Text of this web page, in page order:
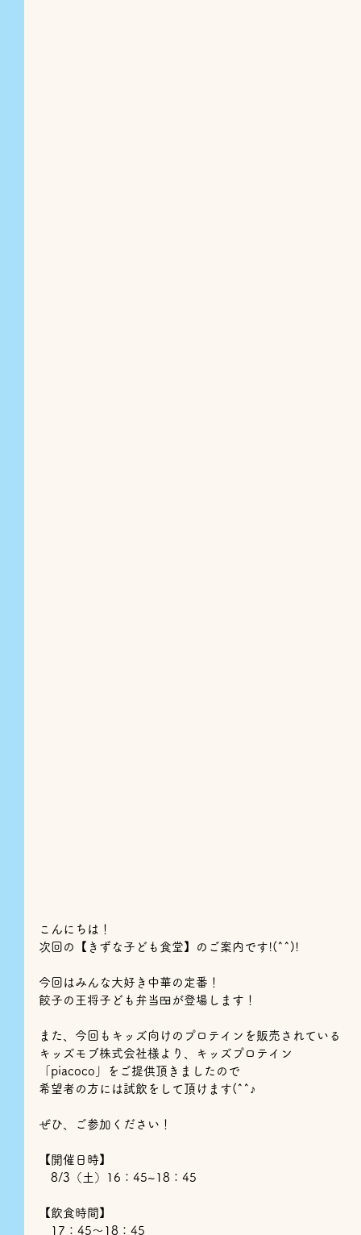
こんにちは！
次回の【きずな子ども食堂】のご案内です!(^^)!
今回はみんな大好き中華の定番！
餃子の王将子ども弁当🍱が登場します！
また、今回もキッズ向けのプロテインを販売されている
キッズモブ株式会社様より、キッズプロテイン
「piacoco」をご提供頂きましたので
希望者の方には試飲をして頂けます(^^♪
ぜひ、ご参加ください！
【開催日時】
8/3（土）16：45~18：45
【飲食時間】
17：45〜18：45